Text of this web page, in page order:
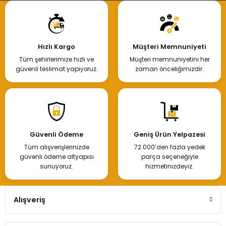
Hızlı Kargo
Tüm şehirlerimize hızlı ve
güvenli teslimat yapıyoruz.
Müşteri Memnuniyeti
Müşteri memnuniyetini her
zaman önceliğimizdir.
Güvenli Ödeme
Tüm alışverişlerinizde
güvenli ödeme altyapısı
sunuyoruz.
Geniş Ürün Yelpazesi
72.000’den fazla yedek
parça seçeneğiyle
hizmetinizdeyiz.
Alışveriş